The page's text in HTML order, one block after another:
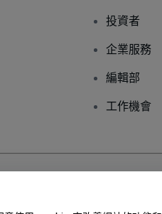
投資者
企業服務
編輯部
工作機會